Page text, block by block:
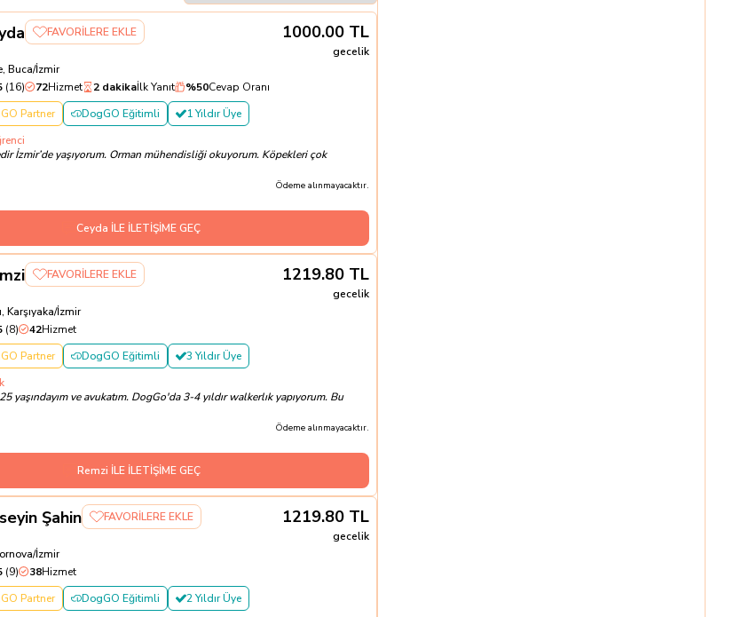
FAVORİLERE EKLE 1000.00 TL
gecelik
Buca/İzmir
(16) 72Hizmet 2 dakikaİlk Yanıt %50Cevap Oranı
Partner
DogGO Eğitimli
1 Yıldır Üye
İzmir’de yaşıyorum. Orman mühendisliği okuyorum. Köpekleri çok
Ödeme alınmayacaktır.
Ceyda İLE İLETİŞİME GEÇ
FAVORİLERE EKLE 1219.80 TL
gecelik
Karşıyaka/İzmir
(8) 42Hizmet
Partner
DogGO Eğitimli
3 Yıldır Üye
yaşındayım ve avukatım. DogGo'da 3-4 yıldır walkerlık yapıyorum. Bu
Ödeme alınmayacaktır.
Remzi İLE İLETİŞİME GEÇ
Şahin FAVORİLERE EKLE 1219.80 TL
gecelik
İzmir
(9) 38Hizmet
Partner
DogGO Eğitimli
2 Yıldır Üye